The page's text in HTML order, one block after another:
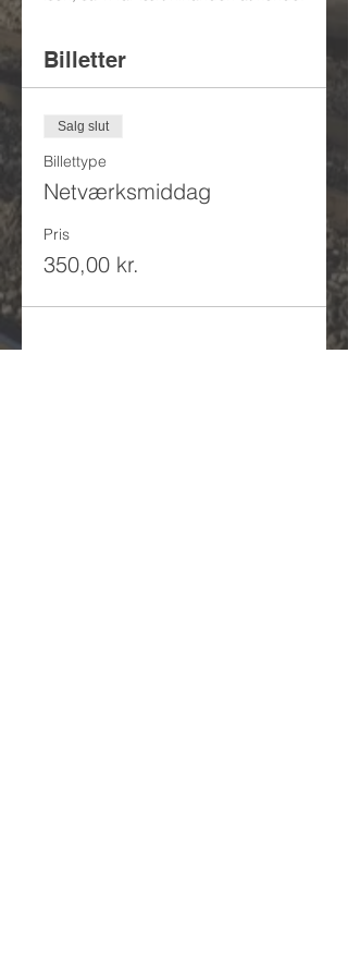
Billetter
Salg slut
Billettype
Netværksmiddag
Pris
350,00 kr.